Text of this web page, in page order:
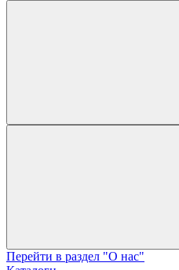
Перейти в раздел "О нас"